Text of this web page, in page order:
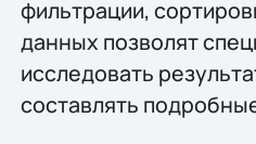
фильтрации,
данных позволят
исследовать
составлять